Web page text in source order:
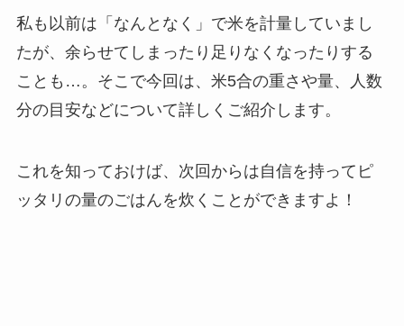
私も以前は「なんとなく」で米を計量していまし
たが、余らせてしまったり足りなくなったりする
ことも…。 そこで今回は、米5合の重さや量、人数
分の目安などについて詳しくご紹介します。
これを知っておけば、次回からは自信を持ってピ
ッタリの量のごはんを炊くことができますよ！